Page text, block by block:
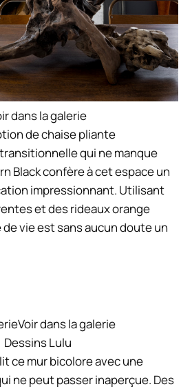
dans la galerie
de chaise pliante
qui ne manque
Black confère à cet espace un
impressionnant. Utilisant
et des rideaux orange
vie est sans aucun doute un
Voir dans la galerie
Dessins Lulu
ce mur bicolore avec une
ne peut passer inaperçue. Des